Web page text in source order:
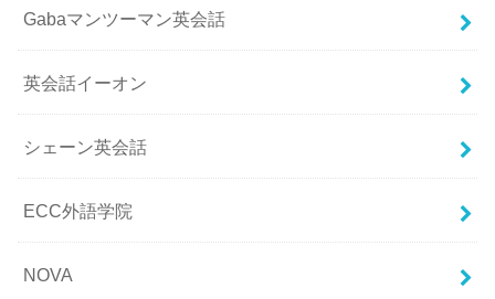
Gabaマンツーマン英会話
英会話イーオン
シェーン英会話
ECC外語学院
NOVA